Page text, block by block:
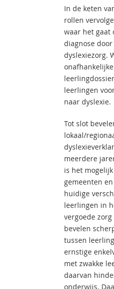
In de keten
rollen
waar het gaat
diagnose
dyslexiezorg.
leerlingen
naar dyslexie.
Tot slot
lokaal/
meerdere
is het
gemeenten
huidige
leerlingen in
vergoede
bevelen
tussen
ernstige
met zwakke
daarvan
onderwijs.